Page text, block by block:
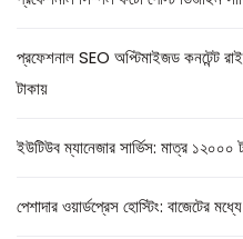
প্রফেশনাল SEO অপ্টিমাইজড কনটেন্ট
টাকায়
ইউটিউব ম্যানেজার সার্ভিস: মাত্র
পেশাদার ওয়ার্ডপ্রেস হোস্টিং: বাজেটের